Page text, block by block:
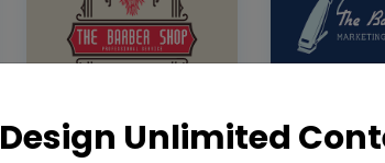
Design Unlimited